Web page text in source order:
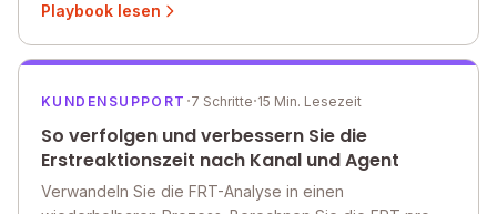
nutzen kann.
Playbook lesen
KUNDENSUPPORT ·7 Schritte·15 Min. Lesezeit
So verfolgen und verbessern Sie die
Erstreaktionszeit nach Kanal und Agent
Verwandeln Sie die FRT-Analyse in einen